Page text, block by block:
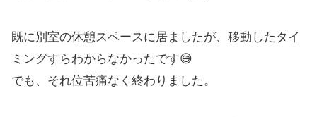
既に別室の休憩スペースに居ましたが、移動したタイ
ミングすらわからなかったです😅
でも、それ位苦痛なく終わりました。